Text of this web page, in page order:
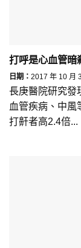
打呼是心血管暗
日期： 2017 年 10 月
長庚醫院研究發
血管疾病、中風
打鼾者高2.4倍...